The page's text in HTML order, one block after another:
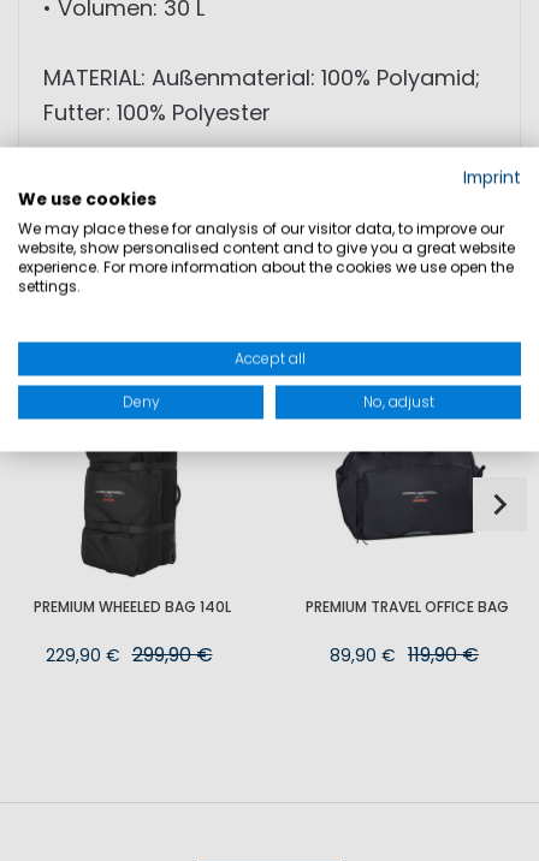
• Volumen: 30 L
MATERIAL: Außenmaterial: 100% Polyamid;
Futter: 100% Polyester
PREMIUM WHEELED BAG 140L
229,90 € 299,90 €
PREMIUM TRAVEL OFFICE BAG
89,90 € 119,90 €
Imprint
We use cookies
We may place these for analysis of our visitor data, to improve our
website, show personalised content and to give you a great website
experience. For more information about the cookies we use open the
settings.
Accept all
Deny No, adjust